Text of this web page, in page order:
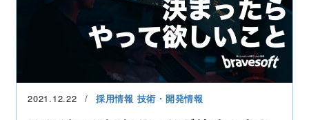
2021.12.22 採用情報 技術・開発情報